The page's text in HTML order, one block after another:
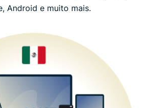
Android e muito mais.